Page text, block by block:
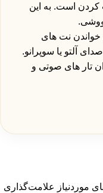
کردن است. به این
خواندن نت های
آلتو یا سوپرانو.
تار های صوتی و
موردنیاز علامت‌گذاری